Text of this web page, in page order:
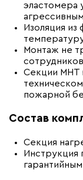
эластомера
Изоляция
Монтаж не
Секции МНТ
пожарной
Состав
Секция
Инструкция